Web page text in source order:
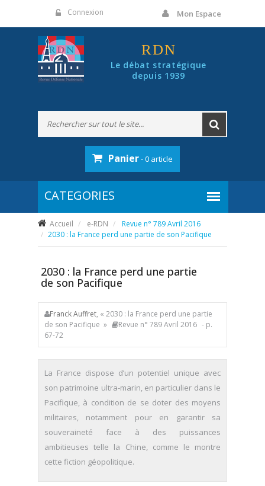
Connexion Mon Espace
RDN
Le débat stratégique
depuis 1939
Panier- 0 article
Accueil e-RDN
Revue n° 789 Avril 2016
2030 : la France perd une partie de son Pacifique
2030 : la France perd une partie
de son Pacifique
Franck Auffret, « 2030 : la France perd une partie
de son Pacifique »
Revue n° 789 Avril 2016 - p.
67-72
La France dispose d’un potentiel unique avec
son patrimoine ultra-marin, en particulier dans le
Pacifique, à condition de se doter des moyens
militaires, notamment pour en garantir sa
souveraineté face à des puissances
ambitieuses telle la Chine, comme le montre
cette fiction géopolitique.